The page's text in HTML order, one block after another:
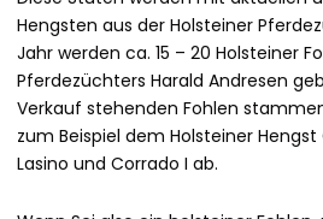
Hengsten aus der Holsteiner
Jahr werden ca. 15 – 20 Holsteiner
Pferdezüchters Harald Andresen
Verkauf stehenden Fohlen
zum Beispiel dem Holsteiner
Lasino und Corrado I ab.